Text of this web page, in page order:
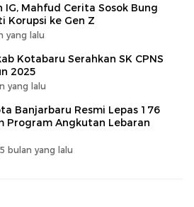
IG, Mahfud Cerita Sosok Bung
Korupsi ke Gen Z
yang lalu
Kotabaru Serahkan SK CPNS
2025
yang lalu
Banjarbaru Resmi Lepas 176
Program Angkutan Lebaran
5 bulan yang lalu